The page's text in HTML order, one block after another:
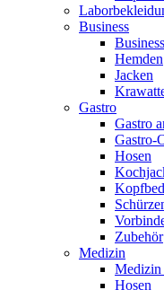
Business
Hemden
Jacken
Gastro
Gastro
Gastro-
Hosen
Zubehör
Medizin
Medizin
Hosen